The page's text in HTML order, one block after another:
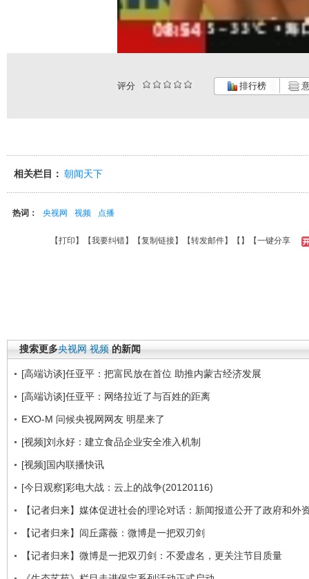
评分 排行榜
相关栏目： 朝闻天下
热词： 央视网 视频 点播
【打印 】【我要纠错】【复制链接】【转发邮件】【 】 【一键分享
搜索更多央视网 视频 的新闻
[高端访谈]任亚平：把富民放在首位 助推内蒙古经济发展
[高端访谈]任亚平：网络拉近了与百姓的距离
EXO-M 问候央视网网友 明星来了
[视频]刘永好：建立食品企业安全准入机制
[视频]国内联播快讯
[今日观察]彩电大战：云上的战争(20120116)
【记者归来】媒体促进社会的理论对话：新闻报道公开了政府和外
【记者归来】闾丘露薇：微博是一把双刃剑
【记者归来】微博是一把双刃剑：不爱虚名，更关注节目质量